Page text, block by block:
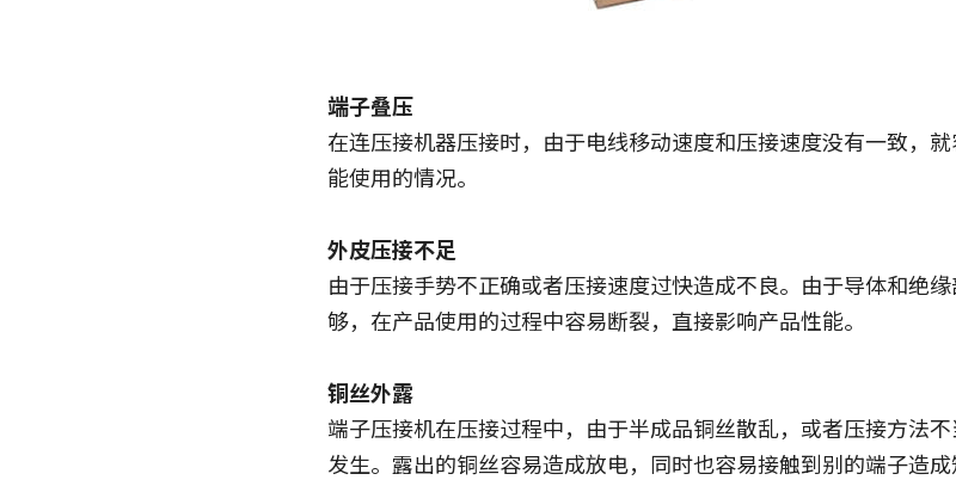
端子叠压
在连压接机器压接时，由于电线移动速度和压接速度没有一致，
能使用的情况。
外皮压接不足
由于压接手势不正确或者压接速度过快造成不良。由于导体和绝
够，在产品使用的过程中容易断裂，直接影响产品性能。
铜丝外露
端子压接机在压接过程中，由于半成品铜丝散乱，或者压接方法
发生。露出的铜丝容易造成放电，同时也容易接触到别的端子造